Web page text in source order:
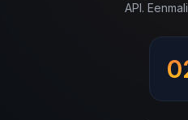
API.